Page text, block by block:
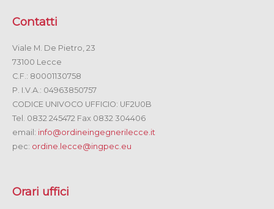
Contatti
Viale M. De Pietro, 23
73100 Lecce
C.F.: 80001130758
P. I.V.A.: 04963850757
CODICE UNIVOCO UFFICIO: UF2U0B
Tel. 0832 245472 Fax 0832 304406
email: info@ordineingegnerilecce.it
pec: ordine.lecce@ingpec.eu
Orari uffici